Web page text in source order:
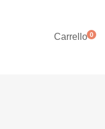
Carrello0